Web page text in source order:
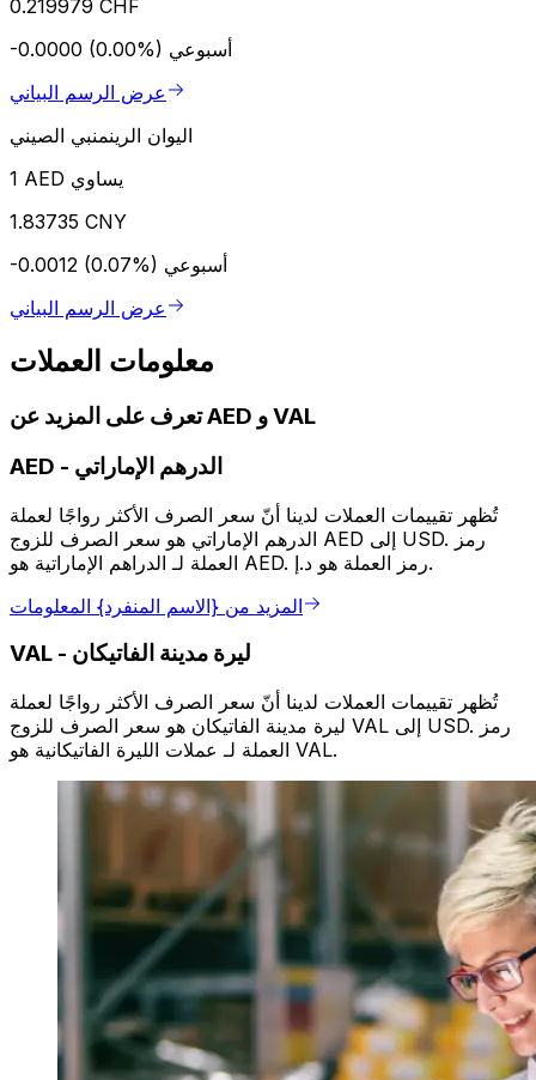
0.219979 CHF
-0.0000 (0.00%) أسبوعي
عرض الرسم البياني
اليوان الرينمنبي الصيني
1 AED يساوي
1.83735 CNY
-0.0012 (0.07%) أسبوعي
عرض الرسم البياني
معلومات العملات
تعرف على المزيد عن AED و VAL
AED - الدرهم الإماراتي
تُظهر تقييمات العملات لدينا أنّ سعر الصرف الأكثر رواجًا لعملة
الدرهم الإماراتي هو سعر الصرف للزوج AED إلى USD. رمز
العملة لـ الدراهم الإماراتية هو AED. رمز العملة هو د.إ.
المزيد من {الاسم المنفرد} المعلومات
VAL - ليرة مدينة الفاتيكان
تُظهر تقييمات العملات لدينا أنّ سعر الصرف الأكثر رواجًا لعملة
ليرة مدينة الفاتيكان هو سعر الصرف للزوج VAL إلى USD. رمز
العملة لـ عملات الليرة الفاتيكانية هو VAL.